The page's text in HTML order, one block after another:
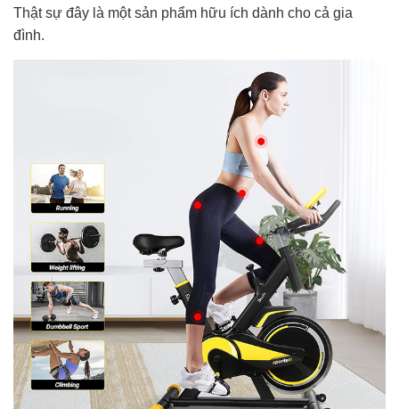
Thật sự đây là một sản phẩm hữu ích dành cho cả gia
đình.